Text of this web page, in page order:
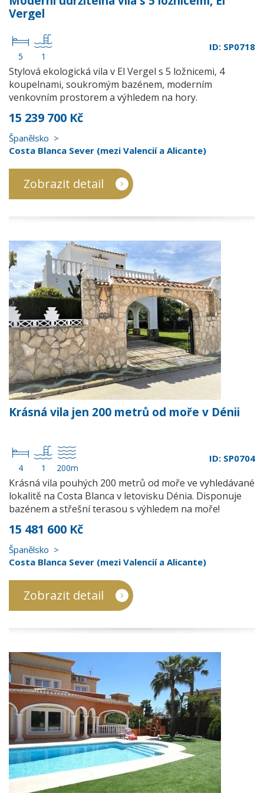
Vergel
5 1
ID: SP0718
Stylová ekologická vila v El Vergel s 5 ložnicemi, 4
koupelnami, soukromým bazénem, moderním
venkovním prostorem a výhledem na hory.
15 239 700 Kč
Španělsko
Costa Blanca Sever (mezi Valencií a Alicante)
Zobrazit detail
Krásná vila jen 200 metrů od moře v Dénii
4 1 200m
ID: SP0704
Krásná vila pouhých 200 metrů od moře ve vyhledávané
lokalitě na Costa Blanca v letovisku Dénia. Disponuje
bazénem a střešní terasou s výhledem na moře!
15 481 600 Kč
Španělsko
Costa Blanca Sever (mezi Valencií a Alicante)
Zobrazit detail